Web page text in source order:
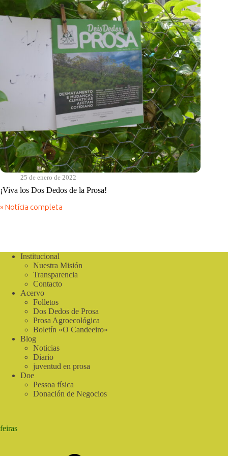
25 de enero de 2022
¡Viva los Dos Dedos de la Prosa!
» Notícia completa
¡Viva
la
Institucional
Nuestra Misión
Transparencia
Contacto
Acervo
Folletos
Dos Dedos de Prosa
Prosa Agroecológica
Boletín «O Candeeiro»
Blog
Noticias
Diario
juventud en prosa
Doe
Pessoa física
Donación de Negocios
feiras